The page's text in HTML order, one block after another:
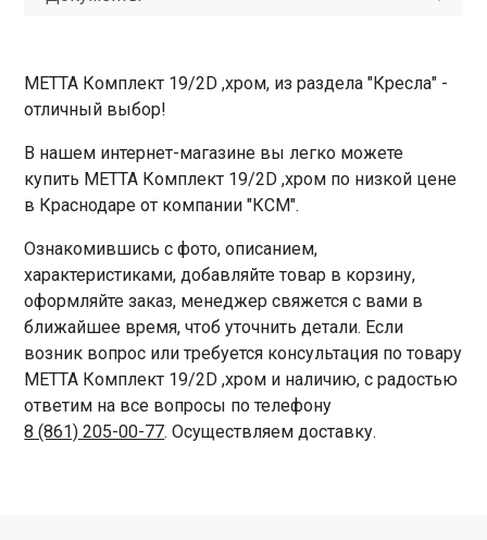
МЕТТА Комплект 19/2D ,хром, из раздела "Кресла" -
отличный выбор!
В нашем интернет-магазине вы легко можете
купить МЕТТА Комплект 19/2D ,хром по низкой цене
в Краснодаре от компании "КСМ".
Ознакомившись с фото, описанием,
характеристиками, добавляйте товар в корзину,
оформляйте заказ, менеджер свяжется с вами в
ближайшее время, чтоб уточнить детали. Если
возник вопрос или требуется консультация по товару
МЕТТА Комплект 19/2D ,хром и наличию, с радостью
ответим на все вопросы по телефону
8 (861) 205-00-77. Осуществляем доставку.